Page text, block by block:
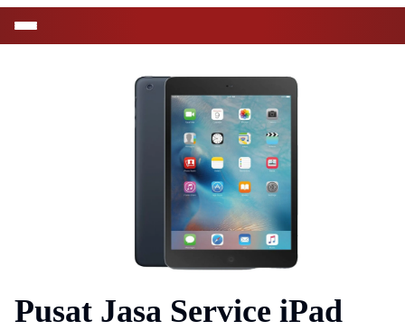
Pusat Jasa Service iPad